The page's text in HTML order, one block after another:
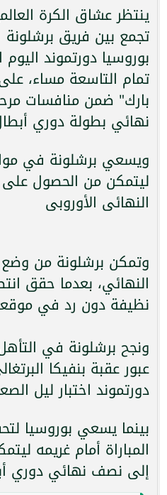
ينتظر عشاق الكرة
تجمع بين فريق برشلونة
تمام التاسعة مساء،
بارك" ضمن منافسات
نهائي بطولة دوري
ويسعي برشلونة في
ليتمكن من الحصول
النهائى الأوروبى
وتمكن برشلونة من
النهائي، بعدما حقق
نظيفة دون رد في
ونجح برشلونة في
عبور عقبة بنفيكا
دورتموند اختبار ليل
بينما يسعي بوروسيا
المباراة أمام غريمه
إلى نصف نهائي دوري